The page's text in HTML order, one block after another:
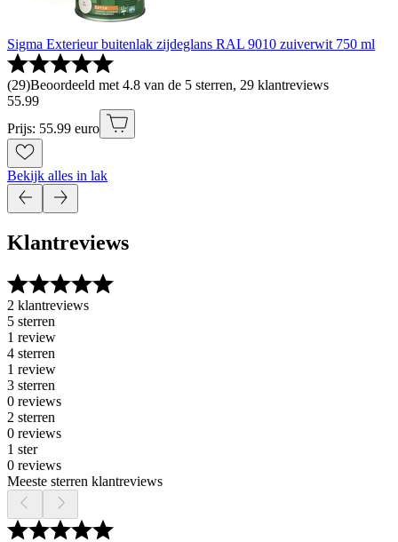
Sigma Exterieur buitenlak zijdeglans RAL 9010 zuiverwit 750 ml
(29)Beoordeeld met 4.8 van de 5 sterren, 29 klantreviews
55.99
Prijs: 55.99 euro
Bekijk alles in lak
Klantreviews
2 klantreviews
5 sterren
1 review
4 sterren
1 review
3 sterren
0 reviews
2 sterren
0 reviews
1 ster
0 reviews
Meeste sterren klantreviews